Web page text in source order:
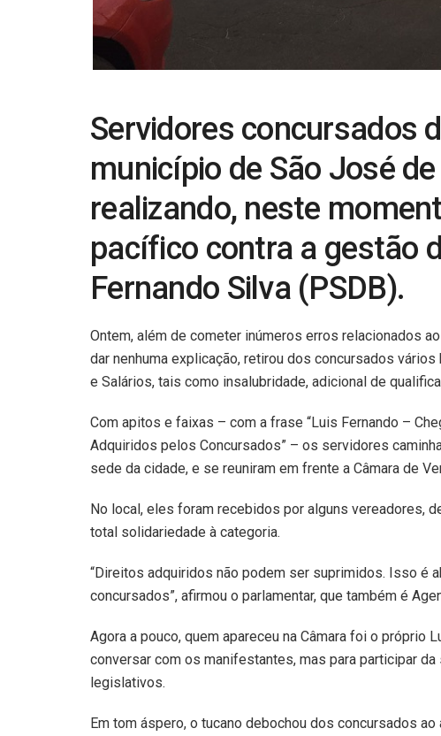
Servidores concursados
município de São José
realizando, neste
pacífico contra a gestão
Fernando Silva (PSDB).
Ontem, além de cometer inúmeros erros relacionados
dar nenhuma explicação, retirou dos concursados
e Salários, tais como insalubridade, adicional de
Com apitos e faixas – com a frase “Luis Fernando –
Adquiridos pelos Concursados” – os servidores
sede da cidade, e se reuniram em frente a Câmara de
No local, eles foram recebidos por alguns vereadores,
total solidariedade à categoria.
“Direitos adquiridos não podem ser suprimidos. Isso é
concursados”, afirmou o parlamentar, que também é
Agora a pouco, quem apareceu na Câmara foi o próprio
conversar com os manifestantes, mas para participar
legislativos.
Em tom áspero, o tucano debochou dos concursados